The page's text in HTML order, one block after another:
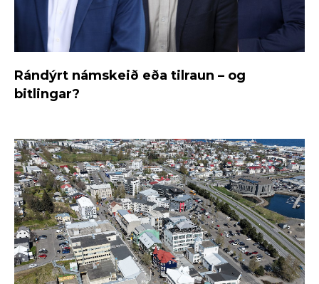
Rándýrt námskeið eða tilraun – og
bitlingar?